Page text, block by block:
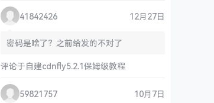
41842426 12月27日
密码是啥了？之前给发的不对了
评论于自建cdnfly5.2.1保姆级教程
59821757 10月7日